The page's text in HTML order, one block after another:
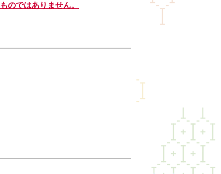
のではありません。